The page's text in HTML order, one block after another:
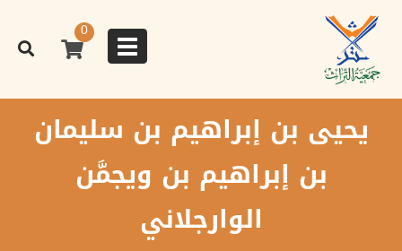
المحتوى
الرئيسي
Toggle
navigation
0
يحيى بن إبراهيم بن سليمان
بن إبراهيم بن ويجمَّن
الوارجلاني